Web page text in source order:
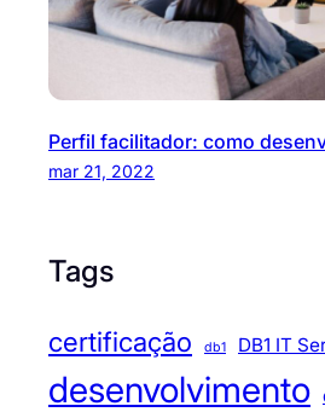
Perfil facilitador: como
mar 21, 2022
Tags
certificação db1 DB1 IT
desenvolvimento